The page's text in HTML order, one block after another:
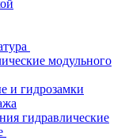
модульного
и гидрозамки
гидравлические